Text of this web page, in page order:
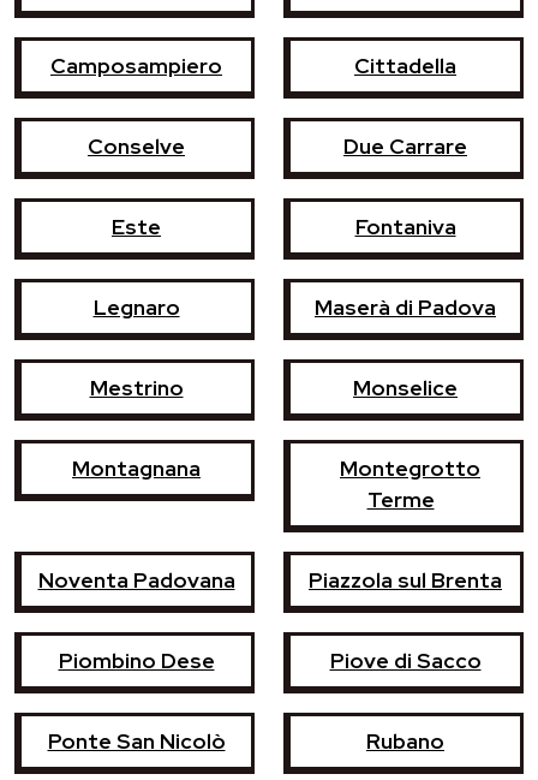
Camposampiero Cittadella
Conselve Due Carrare
Este Fontaniva
Legnaro Maserà di Padova
Mestrino Monselice
Montagnana
Montegrotto
Terme
Noventa Padovana Piazzola sul Brenta
Piombino Dese Piove di Sacco
Ponte San Nicolò Rubano